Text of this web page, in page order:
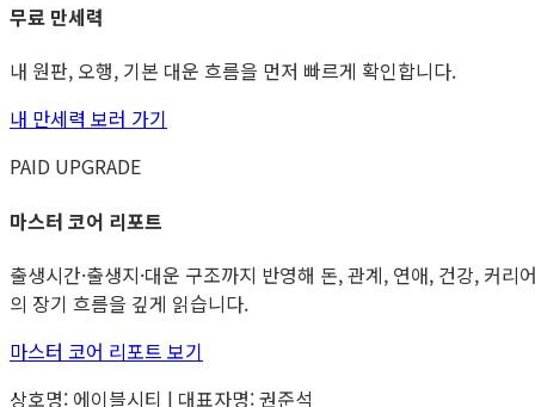
무료 만세력
내 원판, 오행, 기본 대운 흐름을 먼저 빠르게 확인합니다.
내 만세력 보러 가기
PAID UPGRADE
마스터 코어 리포트
출생시간·출생지·대운 구조까지 반영해 돈, 관계, 연애, 건강, 커리
의 장기 흐름을 깊게 읽습니다.
마스터 코어 리포트 보기
상호명: 에이블시티 | 대표자명: 권준석